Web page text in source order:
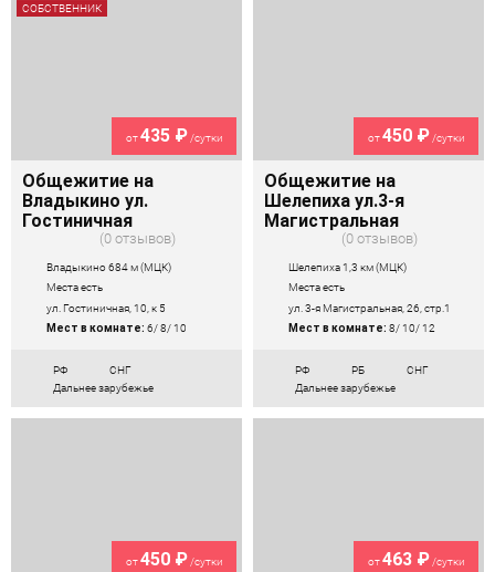
от435 ₽/сутки
Общежитие на
Владыкино ул.
Гостиничная
0 отзывов
Владыкино 684 м (МЦК)
Места есть
ул. Гостиничная, 10, к 5
Мест в комнате: 6/ 8/ 10
РФ
СНГ
Дальнее зарубежье
СОБСТВЕННИК
от450 ₽/сутки
Общежитие на
Шелепиха ул.3-я
Магистральная
0 отзывов
Шелепиха 1,3 км (МЦК)
Места есть
ул. 3-я Магистральная, 26, стр.1
Мест в комнате: 8/ 10/ 12
РФ РБ
СНГ
Дальнее зарубежье
от450 ₽/сутки от463 ₽/сутки